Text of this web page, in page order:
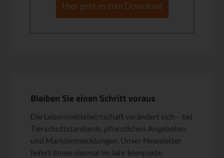
Hier geht es zum Download
Bleiben Sie einen Schritt voraus
Die Lebensmittelwirtschaft verändert sich – bei
Tierschutzstandards, pflanzlichen Angeboten
und Marktentwicklungen. Unser Newsletter
liefert Ihnen viermal im Jahr kompakte